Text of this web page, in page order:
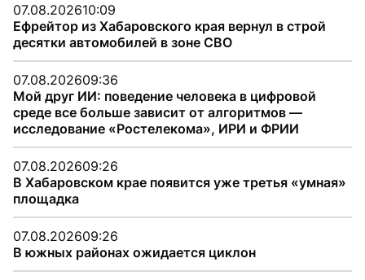
07.08.202610:09
Ефрейтор из Хабаровского края вернул в строй
десятки автомобилей в зоне СВО
07.08.202609:36
Мой друг ИИ: поведение человека в цифровой
среде все больше зависит от алгоритмов —
исследование «Ростелекома», ИРИ и ФРИИ
07.08.202609:26
В Хабаровском крае появится уже третья «умная»
площадка
07.08.202609:26
В южных районах ожидается циклон